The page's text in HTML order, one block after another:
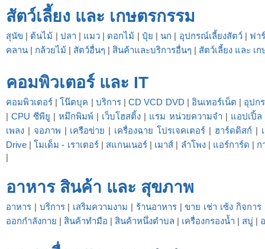
สัตว์เลี้ยง และ เกษตรกรรม
สุนัข | ต้นไม้ | ปลา | แมว | ดอกไม้ | ปุ๋ย |นก | อุปกรณ์เลี้ยงสัตว์| ฟา
คลาน | กล้วยไม้ | สัตว์อื่นๆ | สินค้าและบริการอื่นๆ | สัตว์เลี้ยง และ เ
คอมพิวเตอร์ และ IT
คอมพิวเตอร์ |โน๊ตบุค | บริการ|CD VCD DVD | อินเทอร์เน็ต | อุปก
|CPU ซีพียู |หมึกพิมพ์ | เว็บโฮสติ้ง | แรม หน่วยความจำ | แอปเปิ้
เพลง | จอภาพ | เครือข่าย | เครื่องฉาย โปรเจคเตอร์ | ฮาร์ดดิสก์ |
Drive |โมเด็ม - เราเตอร์| สแกนเนอร์| เมาส์ | ลำโพง| แอร์การ์ด | ก
|
อาหาร สินค้า และ สุขภาพ
อาหาร | บริการ| เสริมความงาม | ร้านอาหาร|ขาย เช่า เซ้ง กิจการ
ออกกำลังกาย | สินค้าทำมือ | สินค้าหนึ่งตำบล | เครื่องกรองน้ำ | สบู่ |